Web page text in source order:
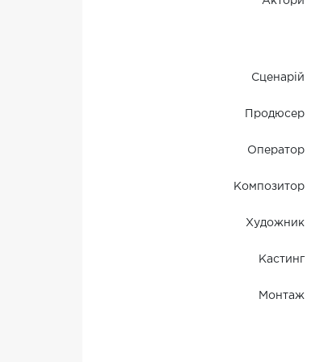
Сценарій
Продюсер
Оператор
Композитор
Художник
Кастинг
Монтаж